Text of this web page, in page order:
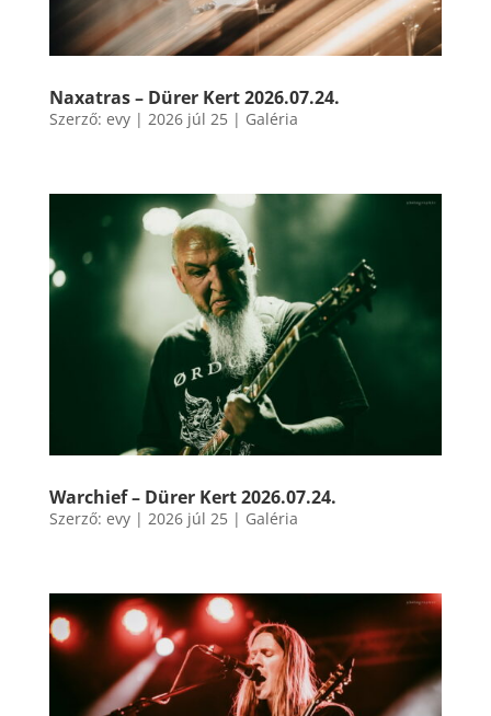
Naxatras – Dürer Kert 2026.07.24.
Szerző: evy| 2026 júl 25| Galéria
Warchief – Dürer Kert 2026.07.24.
Szerző: evy| 2026 júl 25| Galéria